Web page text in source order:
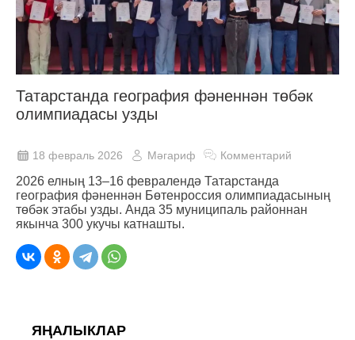
Татарстанда география фәненнән төбәк
олимпиадасы узды
18 февраль 2026 Мәгариф Комментарий
2026 елның 13–16 февралендә Татарстанда
география фәненнән Бөтенроссия олимпиадасының
төбәк этабы узды. Анда 35 муниципаль районнан
якынча 300 укучы катнашты.
ЯҢАЛЫКЛАР